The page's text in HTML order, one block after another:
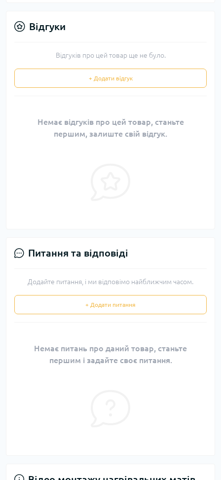
Відгуки
Відгуків про цей товар ще не було.
+ Додати відгук
Немає відгуків про цей товар, станьте
першим, залиште свій відгук.
Питання та відповіді
Додайте питання, і ми відповімо найближчим часом.
+ Додати питання
Немає питань про даний товар, станьте
першим і задайте своє питання.